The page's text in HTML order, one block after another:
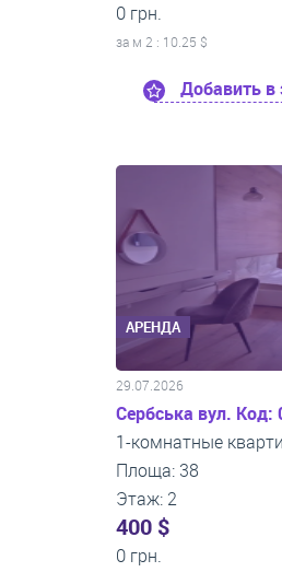
0 грн.
за м 2 : 10.25 $
Добавить в
АРЕНДА
29.07.2026
Сербська вул. Код:
1-комнатные
Площа: 38
Этаж: 2
400 $
0 грн.